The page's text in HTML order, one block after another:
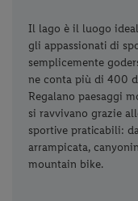
Il lago è il luogo
gli appassionati di
semplicemente
ne conta più di 400
Regalano paesaggi
si ravvivano grazie
sportive praticabili:
arrampicata,
mountain bike.